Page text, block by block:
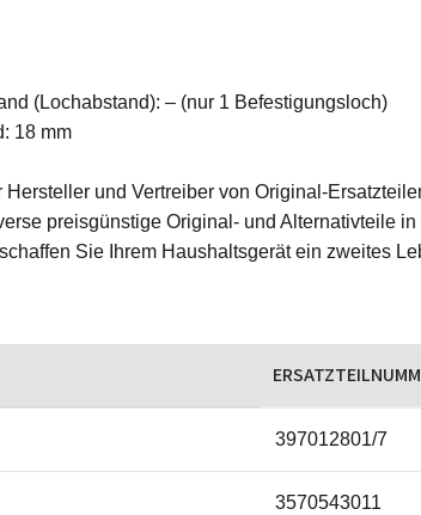
(Lochabstand): – (nur 1 Befestigungsloch)
18 mm
und Vertreiber von Original-
preisgünstige Original- und Alternativteile
Sie Ihrem Haushaltsgerät ein zweites
397012801/7
3570543011